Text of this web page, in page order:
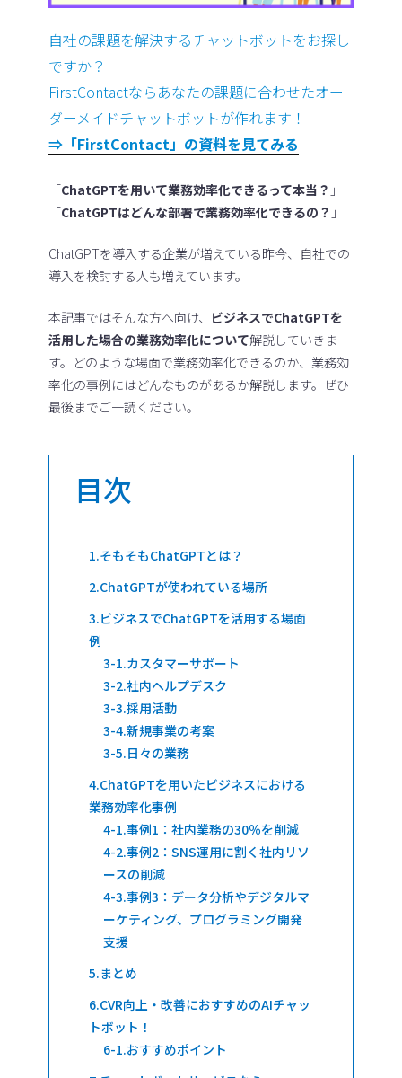
自社の課題を解決するチャットボットをお探し
ですか？
FirstContactならあなたの課題に合わせたオー
ダーメイドチャットボットが作れます！
⇒「FirstContact」の資料を見てみる
「ChatGPTを用いて業務効率化できるって本当？ 」
「ChatGPTはどんな部署で業務効率化できるの？ 」
ChatGPTを導入する企業が増えている昨今、自社での
導入を検討する人も増えています。
本記事ではそんな方へ向け、 ビジネスでChatGPTを
活用した場合の業務効率化について解説していきま
す。どのような場面で業務効率化できるのか、業務効
率化の事例にはどんなものがあるか解説します。ぜひ
最後までご一読ください。
目次
そもそもChatGPTとは？
ChatGPTが使われている場所
ビジネスでChatGPTを活用する場面
例
カスタマーサポート
社内ヘルプデスク
採用活動
新規事業の考案
日々の業務
ChatGPTを用いたビジネスにおける
業務効率化事例
事例1：社内業務の30％を削減
事例2：SNS運用に割く社内リソ
ースの削減
事例3：データ分析やデジタルマ
ーケティング、プログラミング開発
支援
まとめ
CVR向上・改善におすすめのAIチャッ
トボット！
おすすめポイント